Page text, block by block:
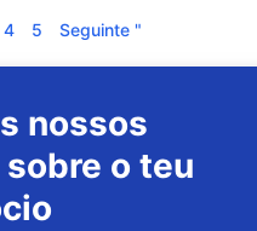
4 5 Seguinte "
nossos
o teu